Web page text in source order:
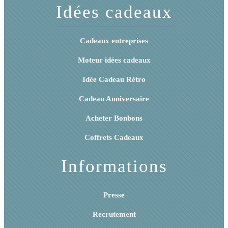
Idées cadeaux
Cadeaux entreprises
Moteur idées cadeaux
Idée Cadeau Rétro
Cadeau Anniversaire
Acheter Bonbons
Coffrets Cadeaux
Informations
Presse
Recrutement